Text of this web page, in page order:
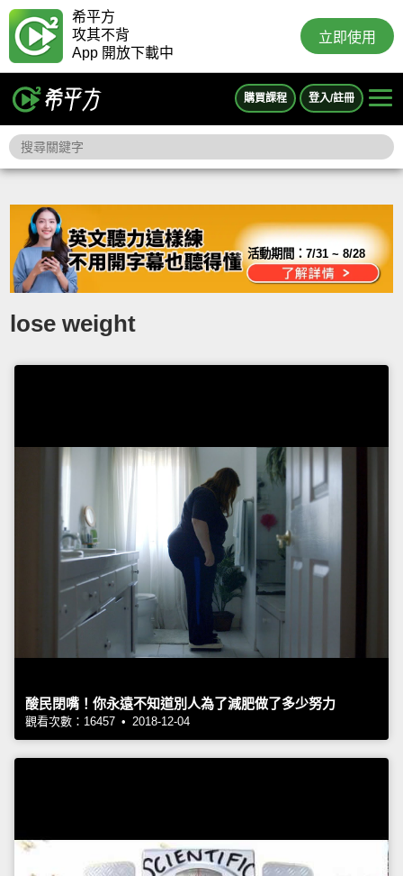
希平方
攻其不背
App 開放下載中
立即使用
購買課程 登入/註冊
活動期間：7/31 ~ 8/28
lose weight
酸民閉嘴！你永遠不知道別人為了減肥做了多少努力
觀看次數：16457 • 2018-12-04